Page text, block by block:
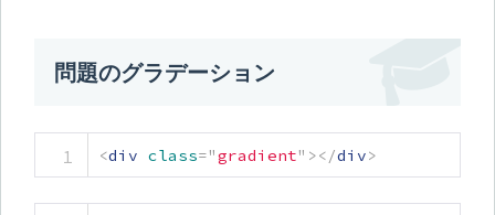
問題のグラデーション
<div class="gradient" ></div>